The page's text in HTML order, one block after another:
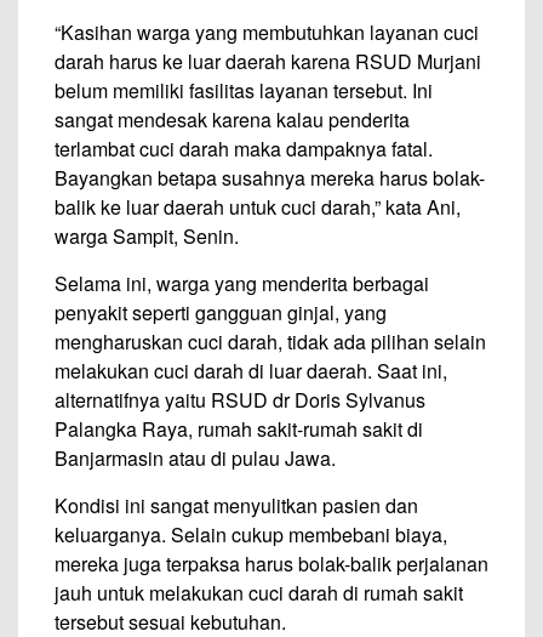
“Kasihan warga yang membutuhkan layanan cuci
darah harus ke luar daerah karena RSUD Murjani
belum memiliki fasilitas layanan tersebut. Ini
sangat mendesak karena kalau penderita
terlambat cuci darah maka dampaknya fatal.
Bayangkan betapa susahnya mereka harus bolak-
balik ke luar daerah untuk cuci darah,” kata Ani,
warga Sampit, Senin.
Selama ini, warga yang menderita berbagai
penyakit seperti gangguan ginjal, yang
mengharuskan cuci darah, tidak ada pilihan selain
melakukan cuci darah di luar daerah. Saat ini,
alternatifnya yaitu RSUD dr Doris Sylvanus
Palangka Raya, rumah sakit-rumah sakit di
Banjarmasin atau di pulau Jawa.
Kondisi ini sangat menyulitkan pasien dan
keluarganya. Selain cukup membebani biaya,
mereka juga terpaksa harus bolak-balik perjalanan
jauh untuk melakukan cuci darah di rumah sakit
tersebut sesuai kebutuhan.